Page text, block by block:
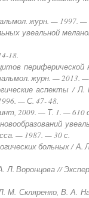
журн. — 1997.
увеальной
18.
журн. — 2013.
аспекты /
— С. 47- 48.
2009. — Т. 1. — 610
— 1987. — 30 с.
больных / А.
Воронцова //
М. Скляренко, В. А.